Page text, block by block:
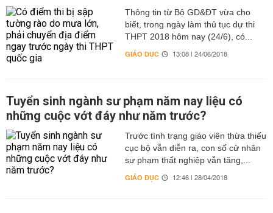
Thông tin từ Bộ GD&ĐT vừa cho
biết, trong ngày làm thủ tục dự thi
THPT 2018 hôm nay (24/6), có...
GIÁO DỤC 13:08 | 24/06/2018
Tuyển sinh ngành sư phạm năm nay liệu có
những cuộc vớt đáy như năm trước?
Trước tình trạng giáo viên thừa thiếu
cục bộ vẫn diễn ra, con số cử nhân
sư phạm thất nghiệp vẫn tăng,...
GIÁO DỤC 12:46 | 28/04/2018